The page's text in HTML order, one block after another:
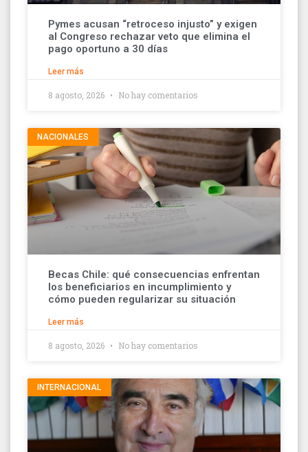
Pymes acusan “retroceso injusto” y exigen
al Congreso rechazar veto que elimina el
pago oportuno a 30 días
Leer más
8 agosto, 2026 No hay comentarios
NACIONALES
Becas Chile: qué consecuencias enfrentan
los beneficiarios en incumplimiento y
cómo pueden regularizar su situación
Leer más
8 agosto, 2026 No hay comentarios
INTERNACIONAL